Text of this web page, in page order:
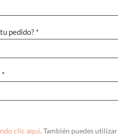
pedido? *
*
clic aquí. También puedes utilizar